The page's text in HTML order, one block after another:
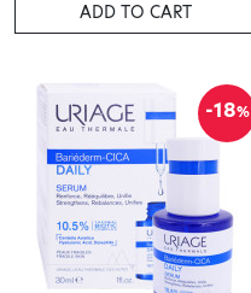
ADD TO CART
-18%